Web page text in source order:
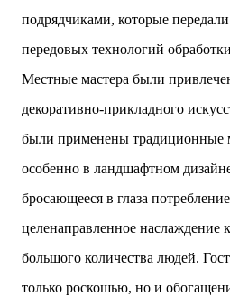
подрядчиками, которые
передовых технологий
Местные мастера были
декоративно-прикладного
были применены традиционные
особенно в ландшафтном
бросающееся в глаза
целенаправленное наслаждение
большого количества людей.
только роскошью, но и